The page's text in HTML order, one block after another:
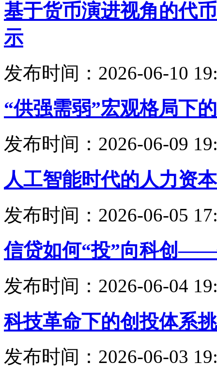
基于货币演进视角的代
示
发布时间：2026-06-10
“供强需弱”宏观格局下
发布时间：2026-06-09
人工智能时代的人力资
发布时间：2026-06-05
信贷如何“投”向科创
发布时间：2026-06-04
科技革命下的创投体系
发布时间：2026-06-03